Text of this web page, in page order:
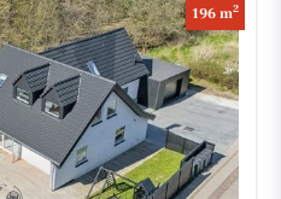
196 m2